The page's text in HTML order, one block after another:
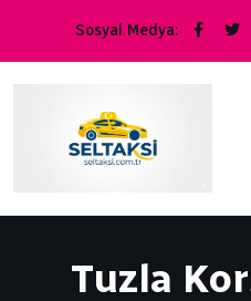
Sosyal Medya:
Tuzla